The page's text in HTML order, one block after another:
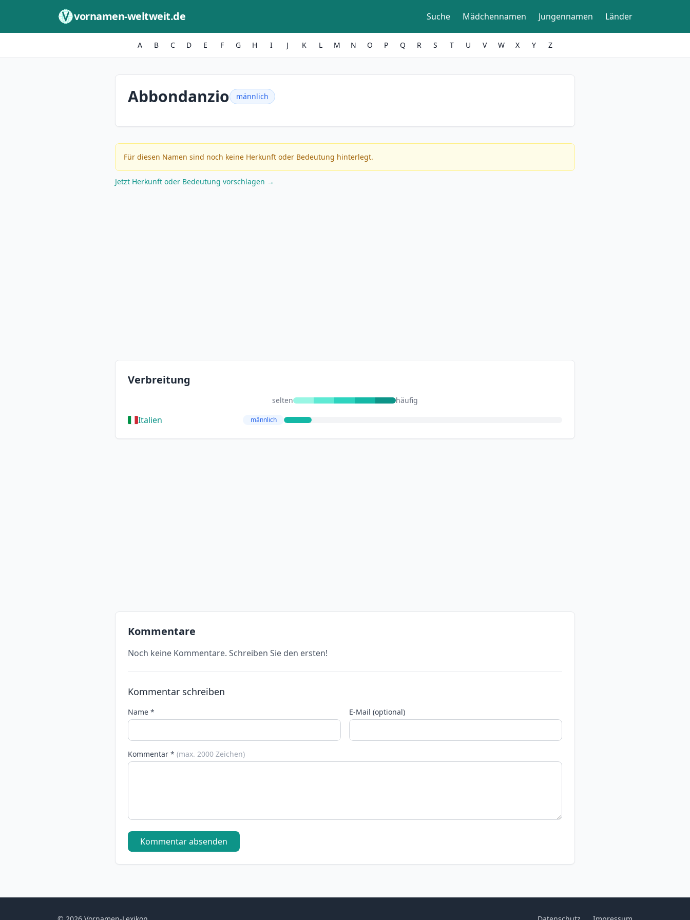
vornamen-weltweit.de Suche Mädchennamen Jungennamen Länder
A B C D E F G H I J K L M N O P Q R S T U V W X Y Z
Abbondanzio männlich
Für diesen Namen sind noch keine Herkunft oder Bedeutung hinterlegt.
Jetzt Herkunft oder Bedeutung vorschlagen →
Verbreitung
selten häufig
Italien männlich
Kommentare
Noch keine Kommentare. Schreiben Sie den ersten!
Kommentar schreiben
Name * E-Mail (optional)
Kommentar * (max. 2000 Zeichen)
Kommentar absenden